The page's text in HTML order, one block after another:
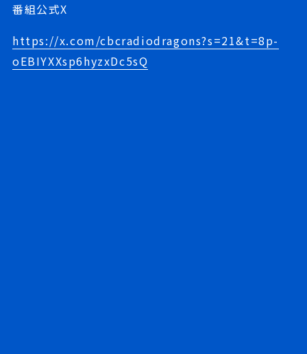
番組公式X
https://x.com/cbcradiodragons?s=21&t=8p-
oEBIYXXsp6hyzxDc5sQ